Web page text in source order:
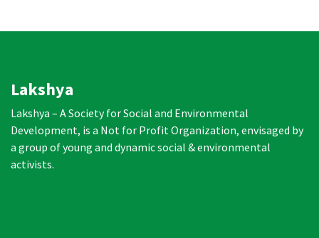
Lakshya
Lakshya – A Society for Social and Environmental
Development, is a Not for Profit Organization, envisaged by
a group of young and dynamic social & environmental
activists.